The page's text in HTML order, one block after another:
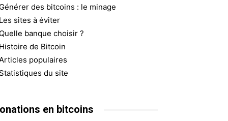
Générer des bitcoins : le minage
Les sites à éviter
Quelle banque choisir ?
Histoire de Bitcoin
populaires
Statistiques du site
en bitcoins